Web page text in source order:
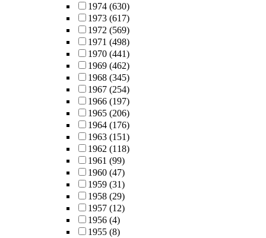
1974 (630)
1973 (617)
1972 (569)
1971 (498)
1970 (441)
1969 (462)
1968 (345)
1967 (254)
1966 (197)
1965 (206)
1964 (176)
1963 (151)
1962 (118)
1961 (99)
1960 (47)
1959 (31)
1958 (29)
1957 (12)
1956 (4)
1955 (8)